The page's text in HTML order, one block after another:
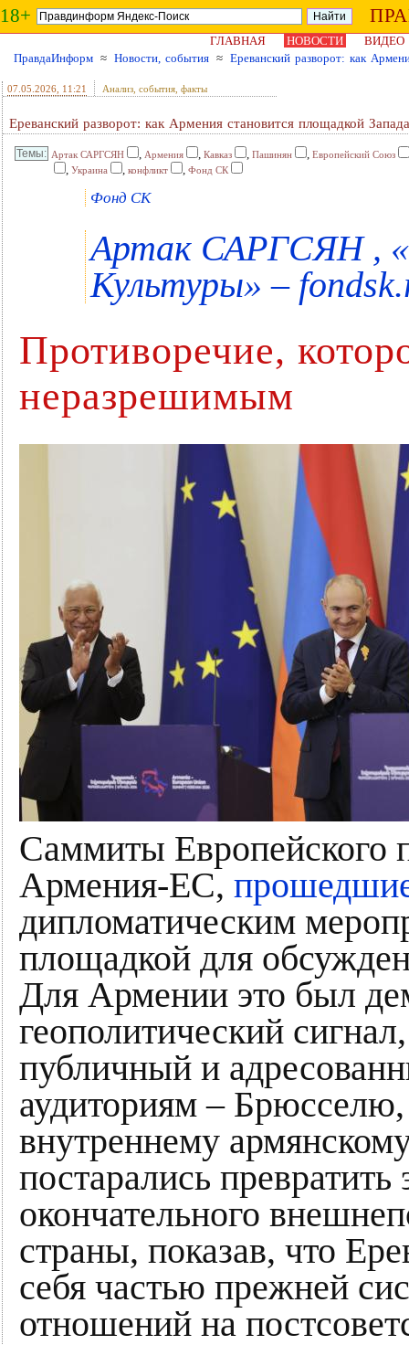
18+
ГЛАВНАЯ НОВОСТИ
ВИДЕО
ПравдаИнформ ≈ Новости, события ≈ Ереванский разворот: как
07.05.2026 , 11:21 Анализ, события, факты
Ереванский разворот: как Армения становится площадкой Запада
Артак САРГСЯН , Армения , Кавказ , Пашинян , Европейский Союз
, Украина , конфликт , Фонд СК
Фонд СК
Артак САРГСЯН ,
Культуры» –
Противоречие,
неразрешимым
Саммиты Европейского
Армения-ЕС,
дипломатическим
площадкой для
Для Армении это был
геополитический
публичный и
аудиториям –
внутреннему
постарались
окончательного
страны, показав, что
себя частью прежней
отношений на